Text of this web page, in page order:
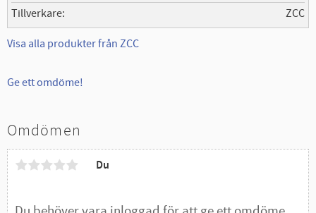
Tillverkare
ZCC
Visa alla produkter från ZCC
Ge ett omdöme!
Omdömen
Du